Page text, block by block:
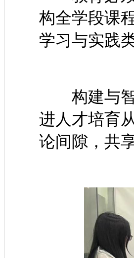
构全学段课
学习与实践
构建与智
进人才培育
论间隙，共